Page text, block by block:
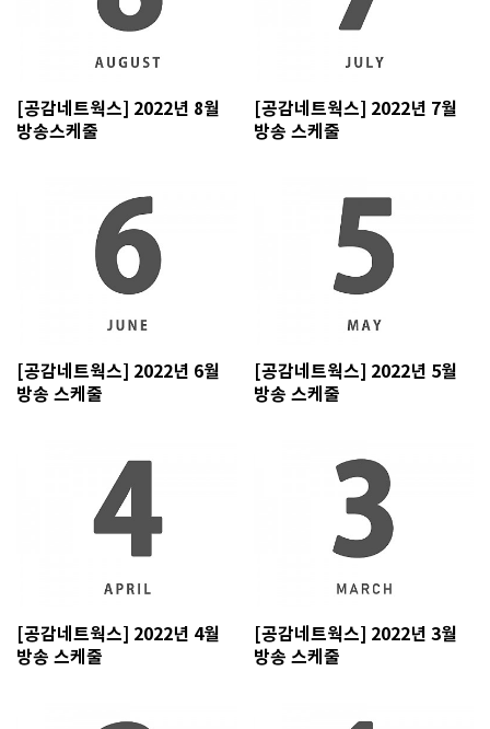
[공감네트웍스] 2022년 8월
방송스케줄
[공감네트웍스] 2022년 7월
방송 스케줄
[공감네트웍스] 2022년 6월
방송 스케줄
[공감네트웍스] 2022년 5월
방송 스케줄
[공감네트웍스] 2022년 4월
방송 스케줄
[공감네트웍스] 2022년 3월
방송 스케줄